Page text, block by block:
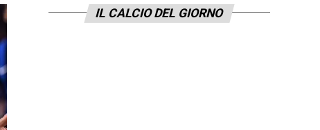
IL CALCIO DEL GIORNO